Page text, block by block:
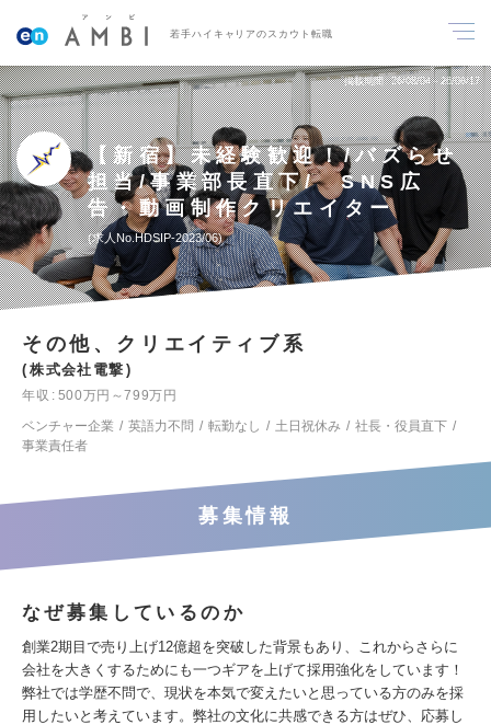
若手ハイキャリアのスカウト転職
掲載期間 26/08/04～26/08/17
【新宿】未経験歓迎！/バズらせ
担当/事業部長直下/ SNS広
告・動画制作クリエイター
求人No.HDSIP-2023/06
その他、クリエイティブ系
株式会社電撃
年収
500万円～799万円
ベンチャー企業
英語力不問 転勤なし 土日祝休み
社長・役員直下
事業責任者
募集情報
なぜ募集しているのか
創業2期目で売り上げ12億超を突破した背景もあり、これからさらに
会社を大きくするためにも一つギアを上げて採用強化をしています！
弊社では学歴不問で、現状を本気で変えたいと思っている方のみを採
用したいと考えています。弊社の文化に共感できる方はぜひ、応募し